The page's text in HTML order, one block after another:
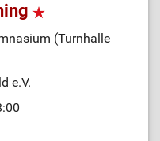
(Turnhalle
e.V.